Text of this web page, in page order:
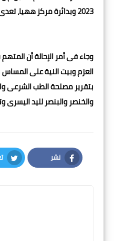
2023 وبدائرة مركز ههيا، تعدى بالضرب على المجنى عليه "إسلام ع " 24 عاما، مقيم بمركز ههيا، وتسبب فى إصابته بعاهة مستديمة.
وجاء فى أمر الإحالة أن
العزم وبيت النية على
بتقرير مصلحة الطب الشرعى
والخنصر والبنصر لليد اليسرى وتقدر نسبتها بـ3%
نشر
Facebook